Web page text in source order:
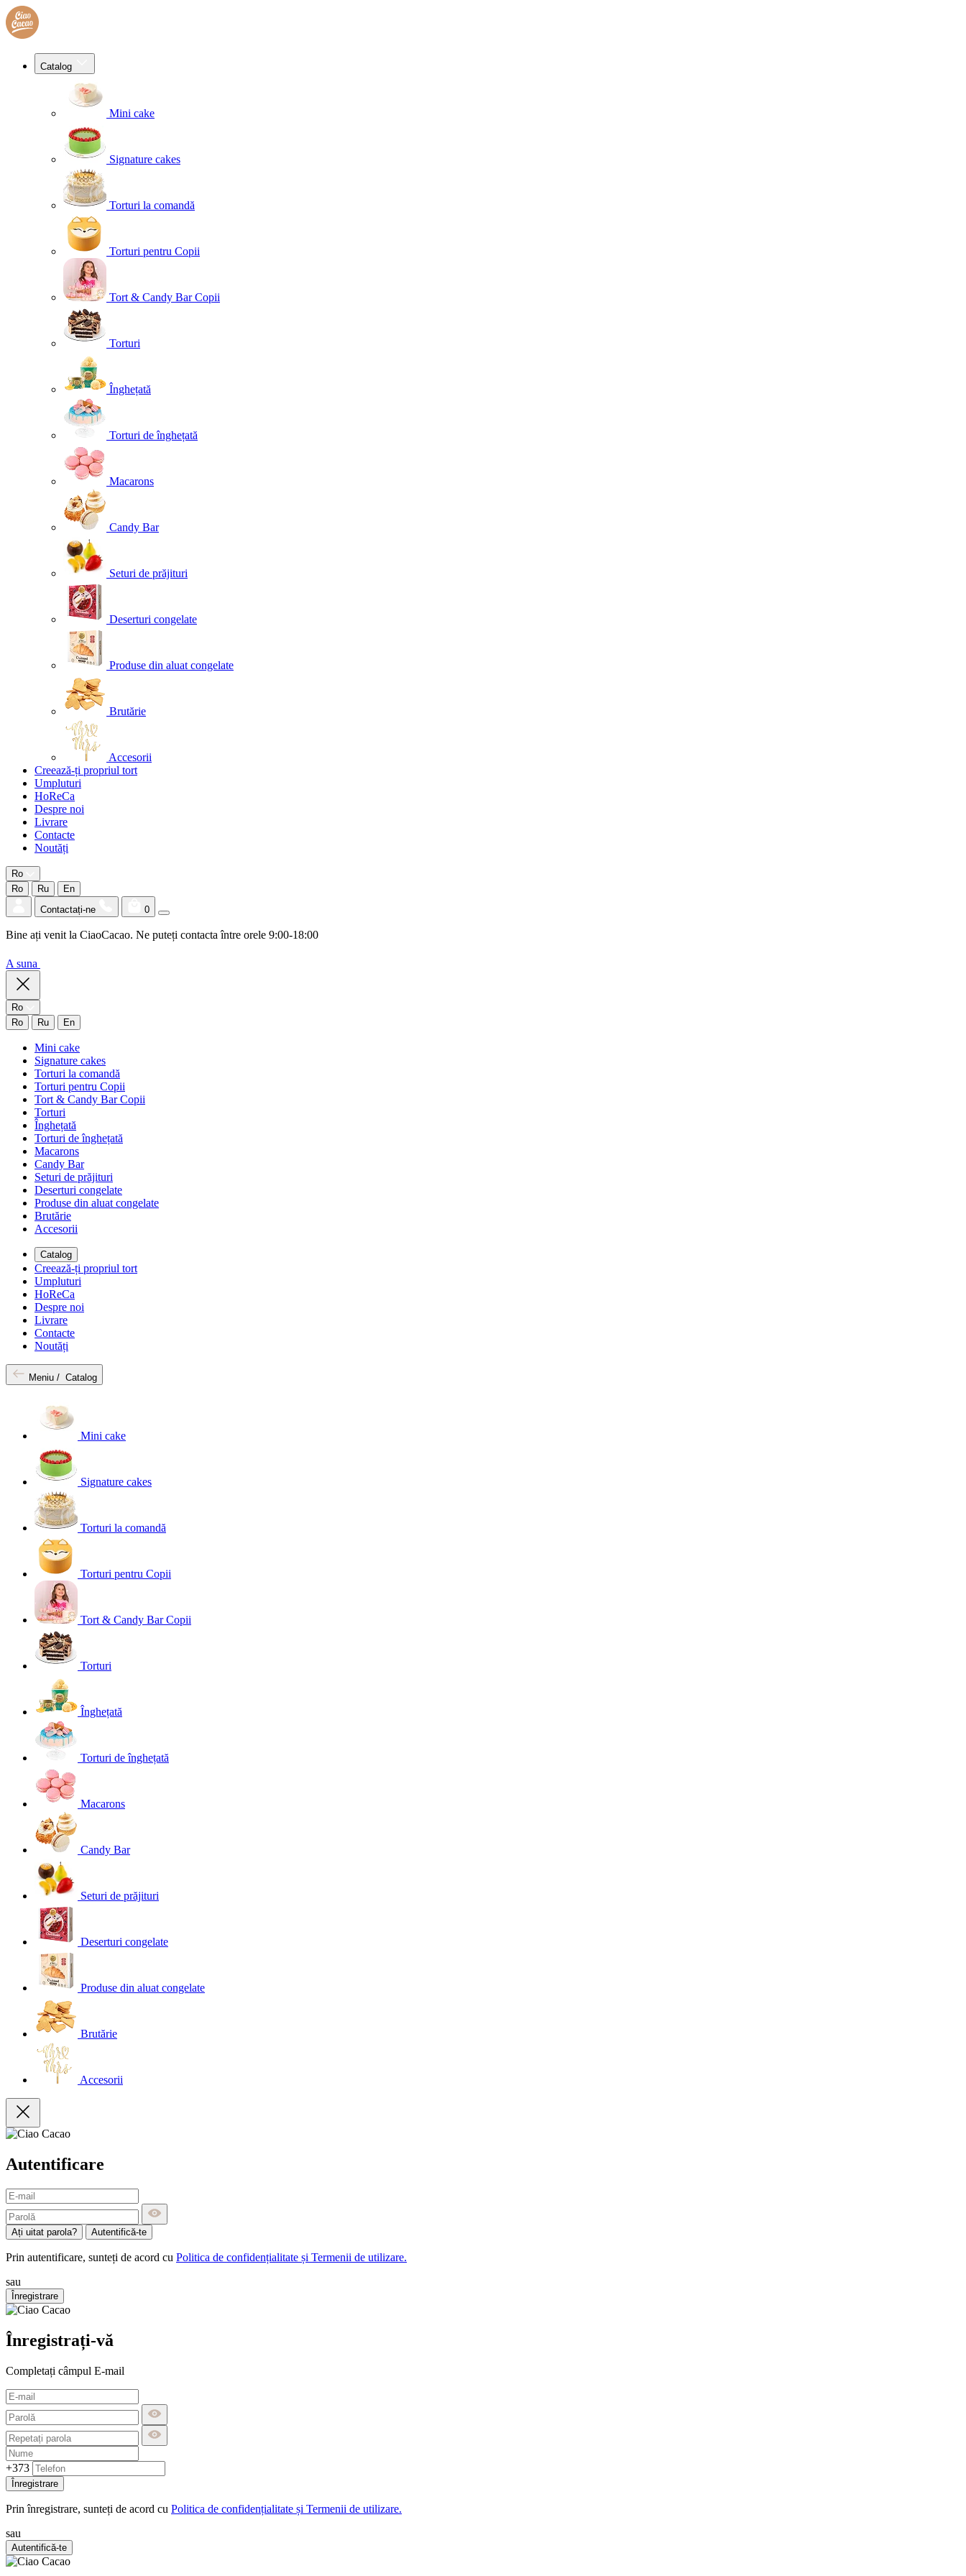
Catalog
Mini cake
Signature cakes
Torturi la comandă
Torturi pentru Copii
Tort & Candy Bar Copii
Torturi
Înghețată
Torturi de înghețată
Macarons
Candy Bar
Seturi de prăjituri
Deserturi congelate
Produse din aluat congelate
Brutărie
Accesorii
Creează-ți propriul tort
Umpluturi
HoReCa
Despre noi
Livrare
Contacte
Noutăți
Ro
Ro
Ru
En
Contactați-ne
0
Bine ați venit la CiaoCacao. Ne puteți contacta între orele 9:00-18:00
A suna
Ro
Ro
Ru En
Mini cake
Signature cakes
Torturi la comandă
Torturi pentru Copii
Tort & Candy Bar Copii
Torturi
Înghețată
Torturi de înghețată
Macarons
Candy Bar
Seturi de prăjituri
Deserturi congelate
Produse din aluat congelate
Brutărie
Accesorii
Catalog
Creează-ți propriul tort
Umpluturi
HoReCa
Despre noi
Livrare
Contacte
Noutăți
Meniu / Catalog
Mini cake
Signature cakes
Torturi la comandă
Torturi pentru Copii
Tort & Candy Bar Copii
Torturi
Înghețată
Torturi de înghețată
Macarons
Candy Bar
Seturi de prăjituri
Deserturi congelate
Produse din aluat congelate
Brutărie
Accesorii
Autentificare
Ați uitat parola? Autentifică-te
Prin autentificare, sunteți de acord cu Politica de confidențialitate și Termenii de utilizare.
sau
Înregistrare
Înregistrați-vă
Completați câmpul E-mail
+373
Înregistrare
Prin înregistrare, sunteți de acord cu Politica de confidențialitate și Termenii de utilizare.
sau
Autentifică-te